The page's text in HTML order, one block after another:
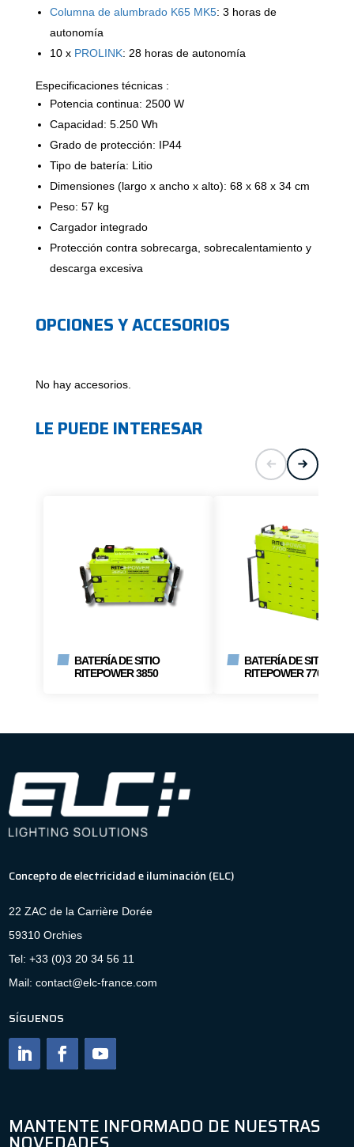
Columna de alumbrado K65 MK5: 3 horas de
autonomía
10 x PROLINK: 28 horas de autonomía
Especificaciones técnicas :
Potencia continua: 2500 W
Capacidad: 5.250 Wh
Grado de protección: IP44
Tipo de batería: Litio
Dimensiones (largo x ancho x alto): 68 x 68 x 34 cm
Peso: 57 kg
Cargador integrado
Protección contra sobrecarga, sobrecalentamiento y
descarga excesiva
OPCIONES Y ACCESORIOS
No hay accesorios.
LE PUEDE INTERESAR
BATERÍA DE SITIO
RITEPOWER 3850
BATERÍA DE SITIO
RITEPOWER 7700
Concepto de electricidad e iluminación (ELC)
22 ZAC de la Carrière Dorée
59310 Orchies
Tel: +33 (0)3 20 34 56 11
Mail: contact@elc-france.com
SÍGUENOS
MANTENTE INFORMADO DE NUESTRAS